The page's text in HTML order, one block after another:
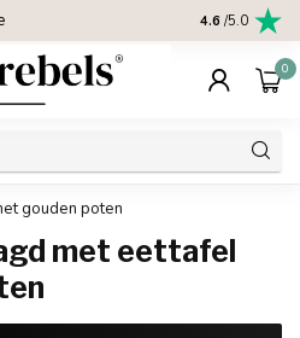
4.6 /5.0
0
gouden poten
met eettafel